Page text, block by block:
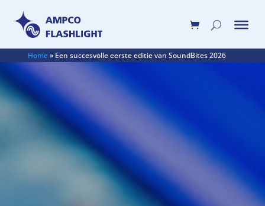
Home» Een succesvolle eerste editie van SoundBites 2026